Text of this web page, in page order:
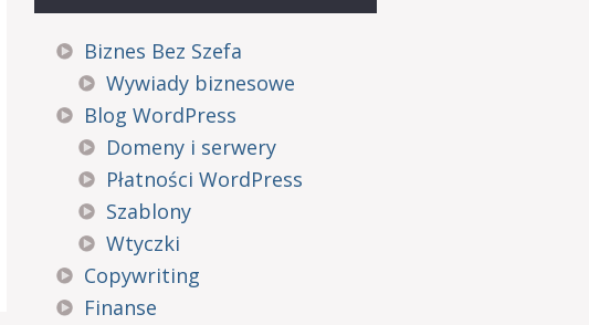
Biznes Bez Szefa
Wywiady biznesowe
Blog WordPress
Domeny i serwery
Płatności WordPress
Szablony
Wtyczki
Copywriting
Finanse